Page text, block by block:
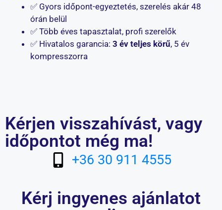
✅ Gyors időpont-egyeztetés, szerelés akár 48
órán belül
✅ Több éves tapasztalat, profi szerelők
✅ Hivatalos garancia: 3 év teljes körű, 5 év
kompresszorra
Kérjen visszahívást, vagy
időpontot még ma!
+36 30 911 4555
Kérj ingyenes ajánlatot